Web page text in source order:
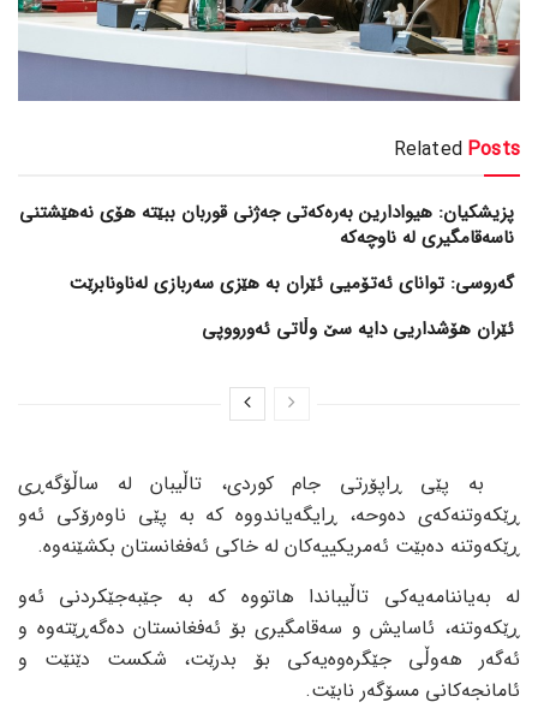
Related Posts
پزیشکیان: هیوادارین بەرەکەتی جەژنی قوربان ببێتە هۆی نەهێشتنی
ناسەقامگیری لە ناوچەکە
گەروسی: توانای ئەتۆمیی ئێران بە هێزی سەربازی لەناونابرێت
ئێران هۆشداریی دایە سێ وڵاتی ئەورووپی
بە پێی ڕاپۆرتی جام کوردی، تاڵیبان لە ساڵۆگەڕی
ڕێکەوتنەکەی دەوحە، ڕایگەیاندووە کە بە پێی ناوەرۆکی ئەو
ڕێکەوتنە دەبێت ئەمریکییەکان لە خاکی ئەفغانستان بکشێنەوە.
لە بەیاننامەیەکی تاڵیباندا هاتووە کە بە جێبەجێکردنی ئەو
ڕێکەوتنە، ئاسایش و سەقامگیری بۆ ئەفغانستان دەگەڕێتەوە و
ئەگەر هەوڵی جێگرەوەیەکی بۆ بدرێت، شکست دێنێت و
ئامانجەکانی مسۆگەر نابێت.